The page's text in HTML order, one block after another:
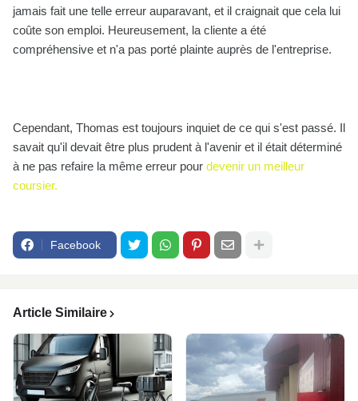
jamais fait une telle erreur auparavant, et il craignait que cela lui
coûte son emploi. Heureusement, la cliente a été
compréhensive et n'a pas porté plainte auprès de l'entreprise.
Cependant, Thomas est toujours inquiet de ce qui s'est passé. Il
savait qu'il devait être plus prudent à l'avenir et il était déterminé
à ne pas refaire la même erreur pour devenir un meilleur
coursier.
Facebook
Article Similaire